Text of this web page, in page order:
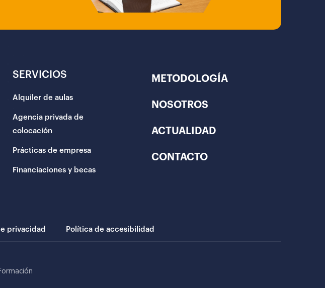
SERVICIOS
Alquiler de aulas
Agencia privada de
colocación
Prácticas de empresa
Financiaciones y becas
METODOLOGÍA
NOSOTROS
ACTUALIDAD
CONTACTO
privacidad Política de accesibilidad